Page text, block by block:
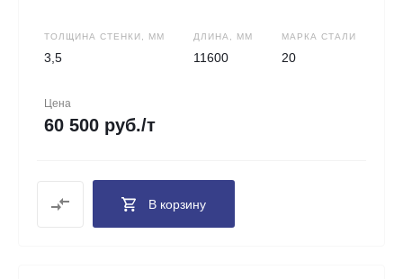
ТОЛЩИНА СТЕНКИ, ММ
3,5
ДЛИНА, ММ
11600
МАРКА СТАЛИ
20
Цена
60 500 руб./т
В корзину